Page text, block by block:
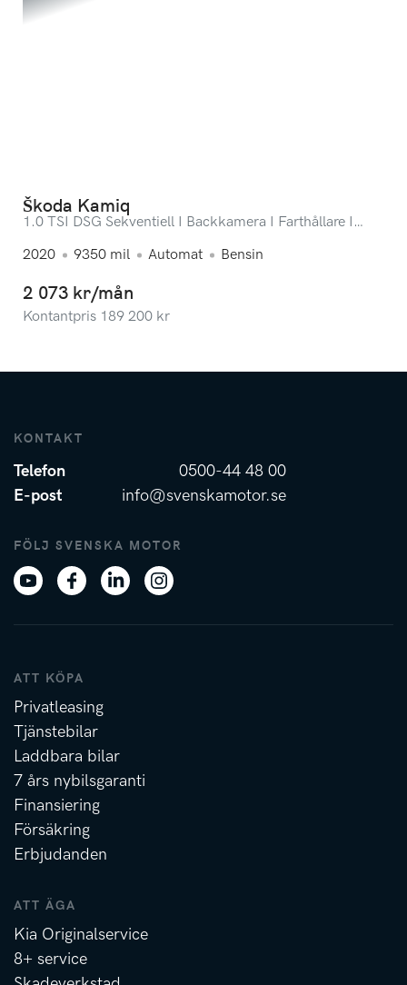
Škoda Kamiq
1.0 TSI DSG Sekventiell I Backkamera I Farthållare I
2020
9350 mil Automat Bensin
2 073 kr/mån
Kontantpris 189 200 kr
KONTAKT
Telefon
0500-44 48 00
E-post
info@svenskamotor.se
FÖLJ SVENSKA MOTOR
ATT KÖPA
Privatleasing
Tjänstebilar
Laddbara bilar
7 års nybilsgaranti
Finansiering
Försäkring
Erbjudanden
ATT ÄGA
Kia Originalservice
8+ service